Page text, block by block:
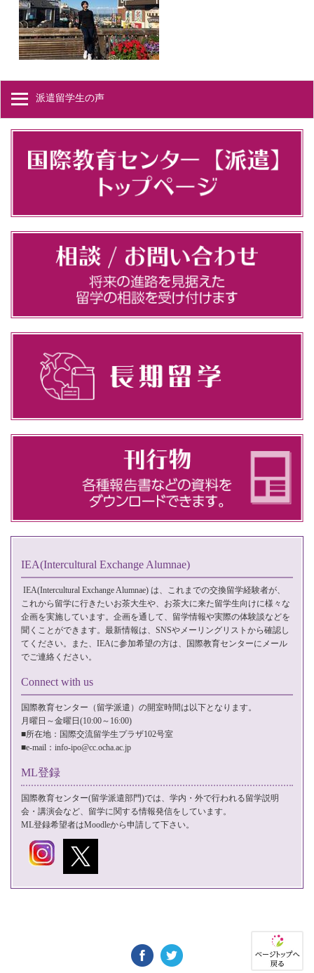
派遣留学生の声
IEA(Intercultural Exchange Alumnae)
IEA(Intercultural Exchange Alumnae) は、これまでの交換留学経験者が、
これから留学に行きたいお茶大生や、お茶大に来た留学生向けに様々な
企画を実施しています。企画を通して、留学情報や実際の体験談などを
聞くことができます。最新情報は、SNSやメーリングリストから確認し
てください。また、IEAに参加希望の方は、国際教育センターに メール
でご連絡ください。
Connect with us
国際教育センター（留学派遣）の開室時間は以下となります。
月曜日～金曜日(10:00～16:00)
■所在地：国際交流留学生プラザ102号室
■e-mail： info-ipo@cc.ocha.ac.jp
ML登録
国際教育センター(留学派遣部門)では、学内・外で行われる留学説明
会・講演会など、留学に関する情報発信をしています。
ML登録希望者はMoodleから申請して下さい。